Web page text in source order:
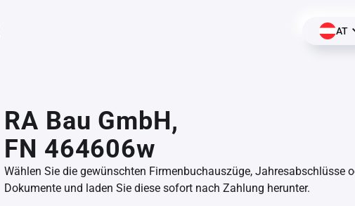
AT
RA Bau GmbH,
FN 464606w
Wählen Sie die gewünschten Firmenbuchauszüge, Jahresabschlüsse
Dokumente und laden Sie diese sofort nach Zahlung herunter.